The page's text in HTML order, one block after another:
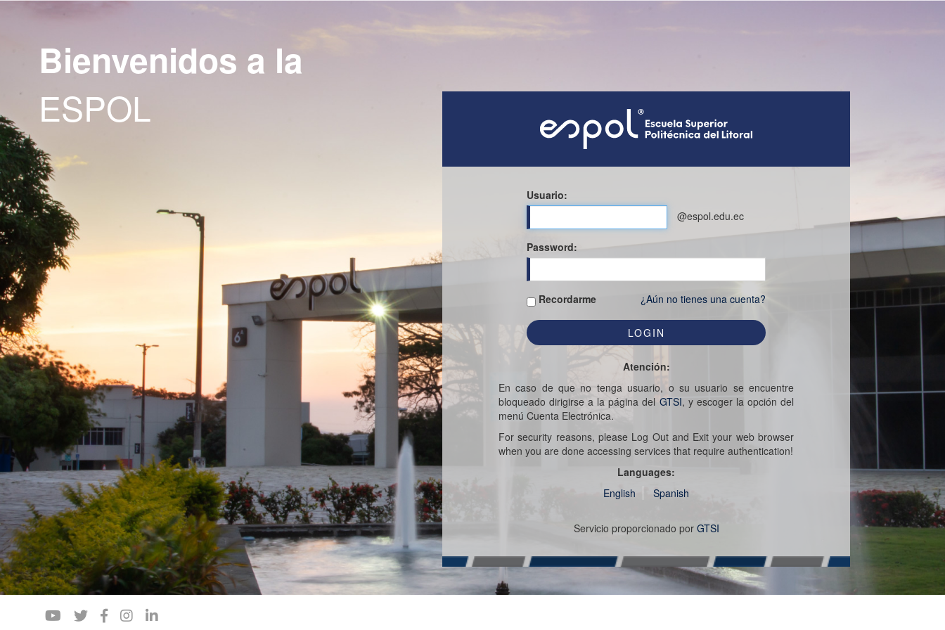
Bienvenidos a la
ESPOL
Usuario:
@espol.edu.ec
Password:
Recordarme ¿Aún no tienes una cuenta?
Atención:
En caso de que no tenga usuario, o su usuario se encuentre
bloqueado dirigirse a la página del GTSI, y escoger la opción del
menú Cuenta Electrónica.
For security reasons, please Log Out and Exit your web browser
when you are done accessing services that require authentication!
Languages:
English
Spanish
Servicio proporcionado por GTSI